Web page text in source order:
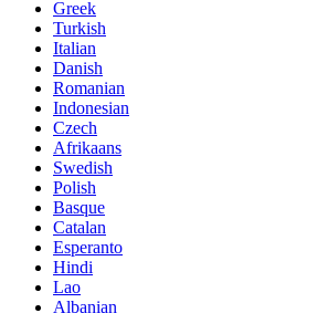
Greek
Turkish
Italian
Danish
Romanian
Indonesian
Czech
Afrikaans
Swedish
Polish
Basque
Catalan
Esperanto
Hindi
Lao
Albanian